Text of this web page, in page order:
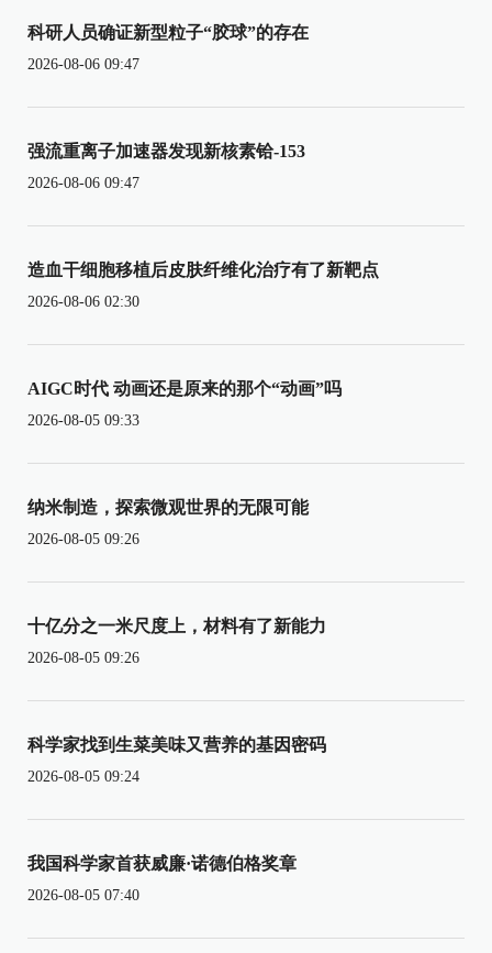
科研人员确证新型粒子“胶球”的存在
2026-08-06 09:47
强流重离子加速器发现新核素铪-153
2026-08-06 09:47
造血干细胞移植后皮肤纤维化治疗有了新靶点
2026-08-06 02:30
AIGC时代 动画还是原来的那个“动画”吗
2026-08-05 09:33
纳米制造，探索微观世界的无限可能
2026-08-05 09:26
十亿分之一米尺度上，材料有了新能力
2026-08-05 09:26
科学家找到生菜美味又营养的基因密码
2026-08-05 09:24
我国科学家首获威廉·诺德伯格奖章
2026-08-05 07:40